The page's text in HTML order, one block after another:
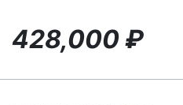
428,000₽